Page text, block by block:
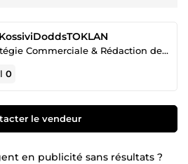
KossiviDoddsTOKLAN
Expert en Stratégie Commerciale & Rédaction de Documents Business
0
le vendeur
en publicité sans résultats ?